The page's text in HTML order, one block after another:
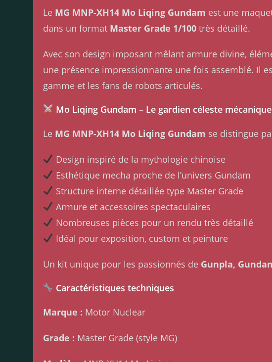
Le MG MNP-XH14 Mo Liqing Gundam est une
dans un format Master Grade 1/100 très détaillé.
Avec son design imposant mêlant armure divine,
une présence impressionnante une fois assemblé. Il
gamme et les fans de robots articulés.
Mo Liqing Gundam – Le gardien céleste mécanique
Le MG MNP-XH14 Mo Liqing Gundam se distingue
Design inspiré de la mythologie chinoise
Esthétique mecha proche de l’univers Gundam
Structure interne détaillée type Master Grade
Armure et accessoires spectaculaires
Nombreuses pièces pour un rendu très détaillé
Idéal pour exposition, custom et peinture
Un kit unique pour les passionnés de Gunpla,
Caractéristiques techniques
Marque : Motor Nuclear
Grade : Master Grade (style MG)